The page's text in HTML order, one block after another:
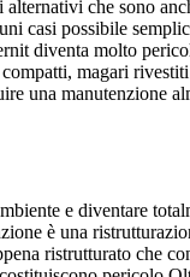
che sono
casi possibile
diventa molto
magari
una manutenzione
e diventare
è una
ristrutturato che